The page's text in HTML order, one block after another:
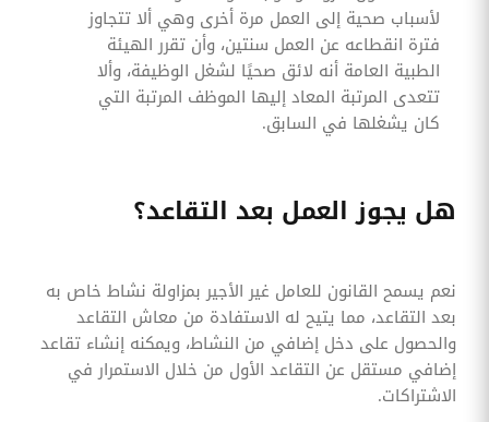
لأسباب صحية إلى العمل مرة أخرى وهي ألا تتجاوز
فترة انقطاعه عن العمل سنتين، وأن تقرر الهيئة
الطبية العامة أنه لائق صحيًا لشغل الوظيفة، وألا
تتعدى المرتبة المعاد إليها الموظف المرتبة التي
كان يشغلها في السابق.
هل يجوز العمل بعد التقاعد؟
نعم يسمح القانون للعامل غير الأجير بمزاولة نشاط خاص به
بعد التقاعد، مما يتيح له الاستفادة من معاش التقاعد
والحصول على دخل إضافي من النشاط، ويمكنه إنشاء تقاعد
إضافي مستقل عن التقاعد الأول من خلال الاستمرار في
الاشتراكات.